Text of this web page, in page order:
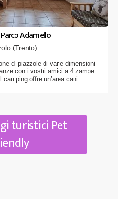
Adamello
(Trento)
di piazzole di varie dimensioni
con i vostri amici a 4 zampe
offre un’area cani
turistici Pet